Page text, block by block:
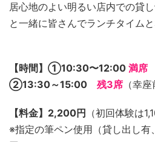
居心地のよい明るい店内での貸
と一緒に皆さんでランチタイムと
【時間】①10:30〜12:00 満席
②13:30～15:00 残3席 （幸
【料金】2,200円
（初回体験は
※指定の筆ペン使用（貸し出し